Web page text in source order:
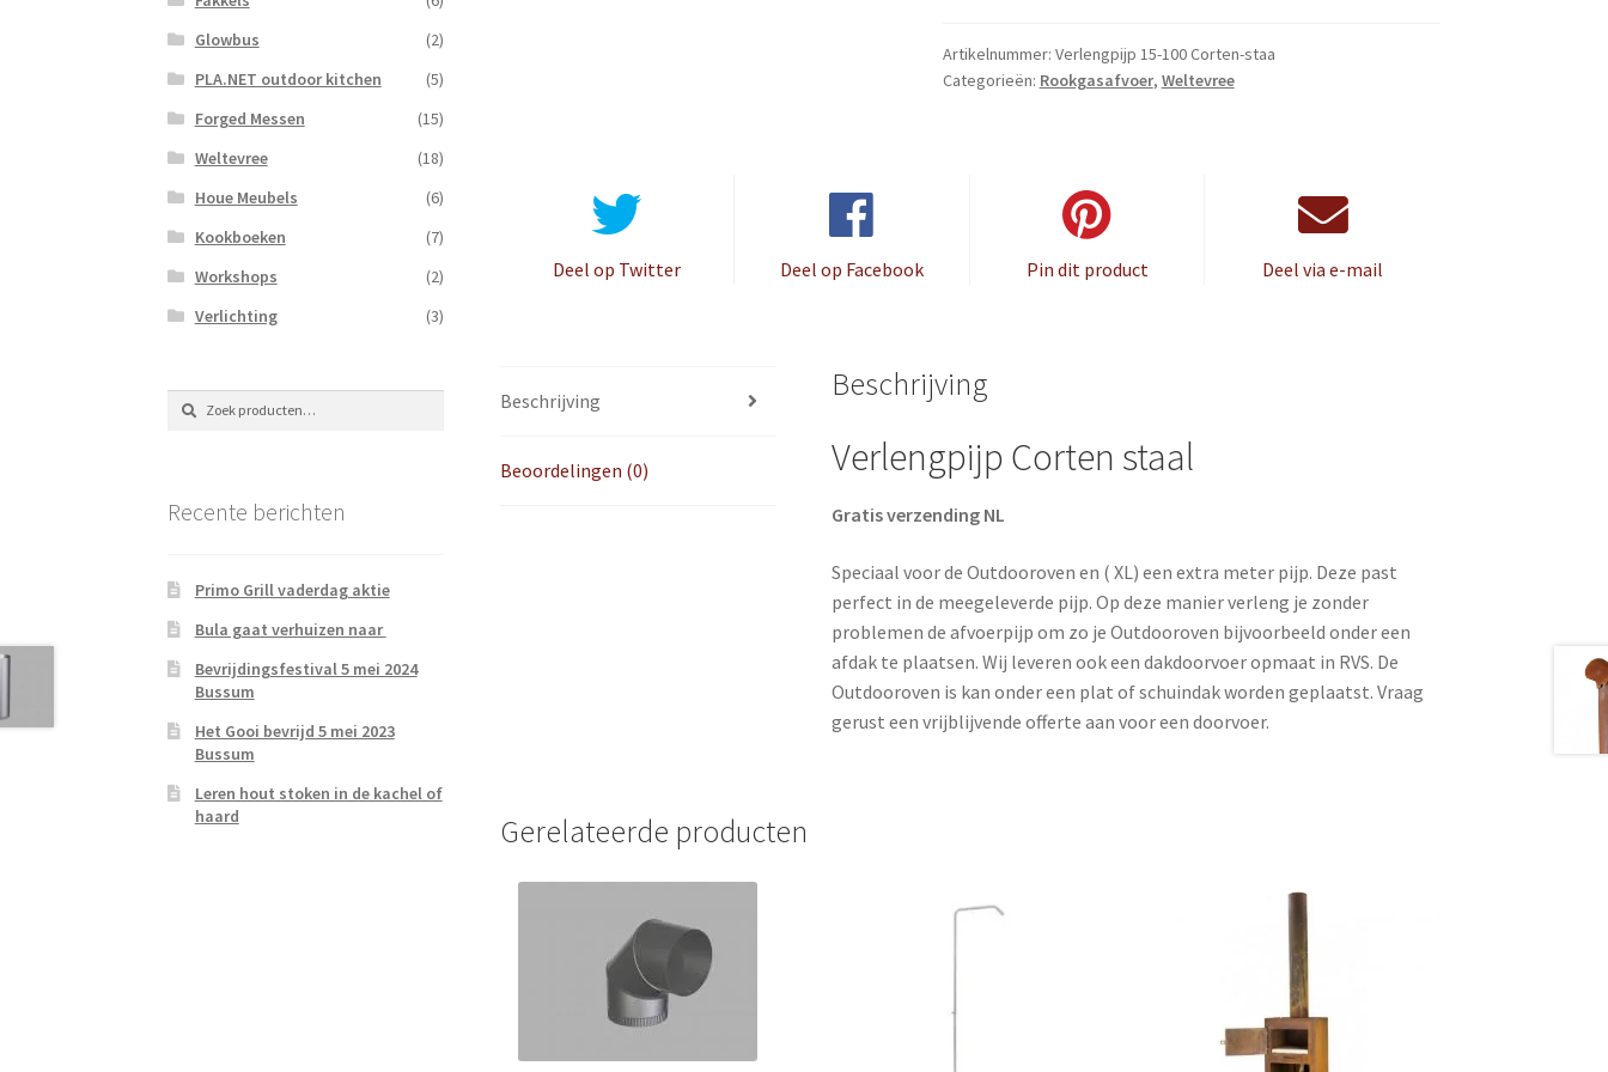
meter
aantal
Artikelnummer: Verlengpijp 15-100 Corten-staa
Categorieën: Rookgasafvoer, Weltevree
Deel op Twitter Deel op Facebook Pin dit product Deel via e-mail
Beschrijving
Beoordelingen (0)
Beschrijving
Verlengpijp Corten staal
Gratis verzending NL
Speciaal voor de Outdooroven en ( XL) een extra meter pijp. Deze past
perfect in de meegeleverde pijp. Op deze manier verleng je zonder
problemen de afvoerpijp om zo je Outdooroven bijvoorbeeld onder een
afdak te plaatsen. Wij leveren ook een dakdoorvoer opmaat in RVS. De
Outdooroven is kan onder een plat of schuindak worden geplaatst. Vraag
gerust een vrijblijvende offerte aan voor een doorvoer.
Gerelateerde producten
Glowbus
(2)
PLA.NET outdoor kitchen
(5)
Forged Messen
(15)
Weltevree
(18)
Houe Meubels
(6)
Kookboeken
(7)
Workshops
(2)
Verlichting
(3)
Zoeken
naar:
Zoeken
Recente berichten
Primo Grill vaderdag aktie
Bula gaat verhuizen naar
Bevrijdingsfestival 5 mei 2024
Bussum
Het Gooi bevrijd 5 mei 2023
Bussum
Leren hout stoken in de kachel of
haard